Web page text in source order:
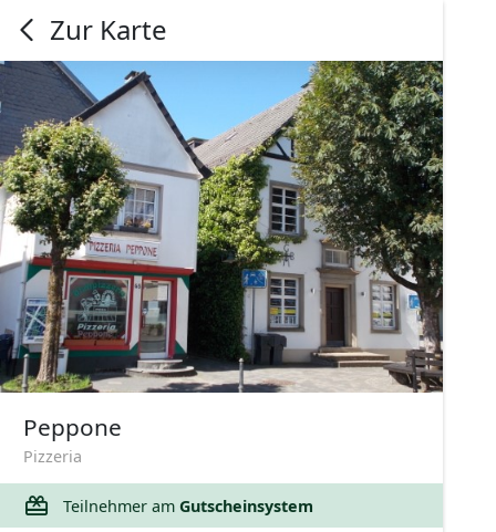
Zur Karte
Peppone
Pizzeria
Teilnehmer am Gutscheinsystem